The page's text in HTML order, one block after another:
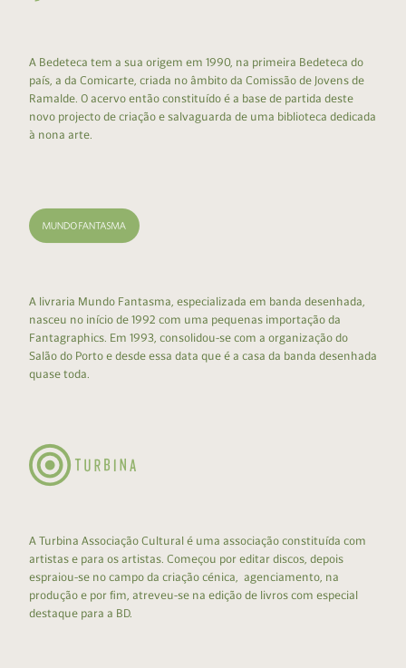
A Bedeteca tem a sua origem em 1990, na primeira Bedeteca do
país, a da Comicarte, criada no âmbito da Comissão de Jovens de
Ramalde. O acervo então constituído é a base de partida deste
novo projecto de criação e salvaguarda de uma biblioteca dedicada
à nona arte.
A livraria Mundo Fantasma, especializada em banda desenhada,
nasceu no início de 1992 com uma pequenas importação da
Fantagraphics. Em 1993, consolidou-se com a organização do
Salão do Porto e desde essa data que é a casa da banda desenhada
quase toda.
A Turbina Associação Cultural é uma associação constituída com
artistas e para os artistas. Começou por editar discos, depois
espraiou-se no campo da criação cénica, agenciamento, na
produção e por fim, atreveu-se na edição de livros com especial
destaque para a BD.